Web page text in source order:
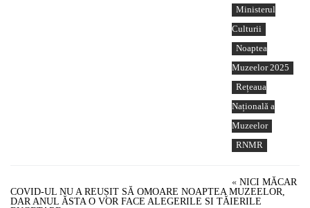
Ministerul
Culturii
Noaptea
Muzeelor 2025
Rețeaua
Națională a
Muzeelor
RNMR
« NICI MĂCAR
COVID-UL NU A REUȘIT SĂ OMOARE NOAPTEA MUZEELOR,
DAR ANUL ĂSTA O VOR FACE ALEGERILE SI TĂIERILE